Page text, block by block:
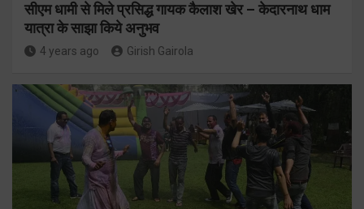
सीएम धामी से मिले प्रसिद्ध गायक कैलाश खेर – केदारनाथ धाम
यात्रा के साझा किये अनुभव
4 years ago Girish Gairola